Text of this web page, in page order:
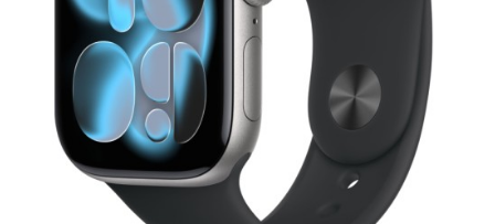
Оплата
Доставка
Самовывоз
Trade-In